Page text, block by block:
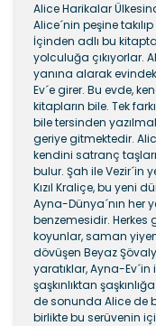
Alice Harikalar
Alice´nin peşine
İçinden adlı bu
yolculuğa çıkıyorlar.
yanına alarak
Ev´e girer. Bu evde,
kitapların bile. Tek
bile tersinden
geriye gitmektedir.
kendini satranç
bulur. Şah ile Vezir´in
Kızıl Kraliçe, bu yeni
Ayna-Dünya´nın her
benzemesidir. Herkes
koyunlar, saman
dövüşen Beyaz
yaratıklar, Ayna-
şaşkınlıktan
de sonunda Alice de
birlikte bu serüvenin